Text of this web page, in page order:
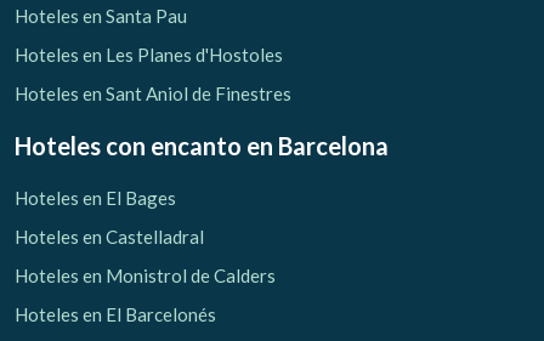
Hoteles en Santa Pau
Hoteles en Les Planes d'Hostoles
Hoteles en Sant Aniol de Finestres
Hoteles con encanto en Barcelona
Hoteles en El Bages
Hoteles en Castelladral
Hoteles en Monistrol de Calders
Hoteles en El Barcelonés